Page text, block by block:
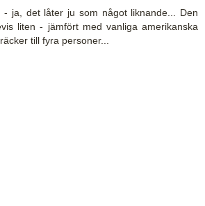
- ja, det låter ju som något liknande... Den
liten - jämfört med vanliga amerikanska
till fyra personer...